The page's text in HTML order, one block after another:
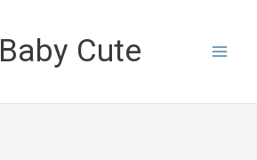
Baby Cute